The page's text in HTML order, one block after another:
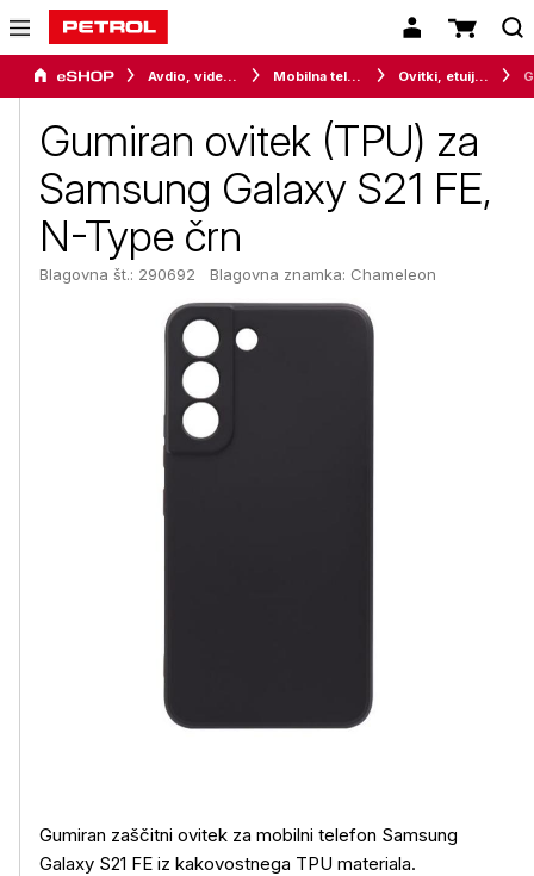
Avdio, video in telefonija Mobilna telefonija Ovitki, etuiji, torbice in držala
Gumiran ovitek (TPU) za
Samsung Galaxy S21 FE,
N-Type črn
Blagovna št.: 290692 Blagovna znamka: Chameleon
Gumiran zaščitni ovitek za mobilni telefon Samsung
Galaxy S21 FE iz kakovostnega TPU materiala.